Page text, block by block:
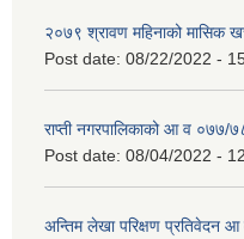
२०७९ श्रावण महिनाको मासिक
Post date: 08/22/2022 -
राप्ती नगरपालिकाको आ व ०७७/
Post date: 08/04/2022 -
अन्तिम लेखा परिक्षण प्रतिवेदन